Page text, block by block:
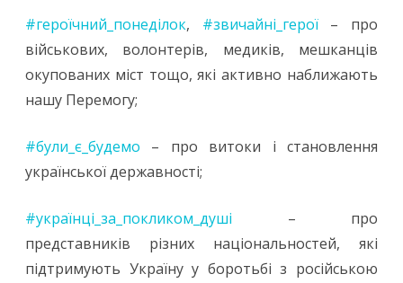
#героїчний_понеділок, #звичайні_герої– про
військових, волонтерів, медиків, мешканців
окупованих міст тощо, які активно наближають
нашу Перемогу;
#були_є_будемо – про витоки і становлення
української державності;
#українці_за_покликом_душі – про
представників різних національностей, які
підтримують Україну у боротьбі з російською